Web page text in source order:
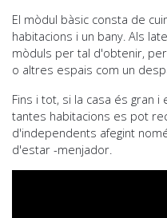
El mòdul bàsic consta de
habitacions i un bany. Als
mòduls per tal d'obtenir,
o altres espais com un
Fins i tot, si la casa és gran
tantes habitacions es pot
d'independents afegint
d'estar -menjador.